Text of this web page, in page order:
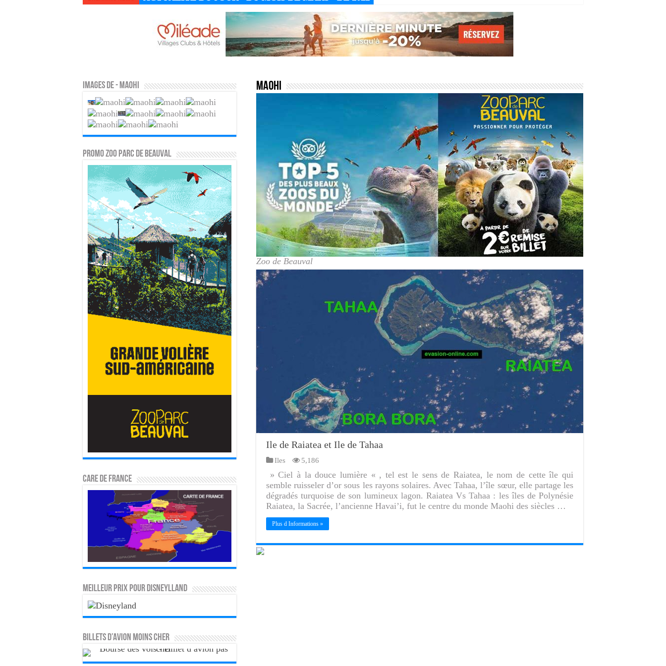
Maohi
Zoo de Beauval
Ile de Raiatea et Ile de Tahaa
Iles 5,186
» Ciel à la douce lumière « , tel est le sens de Raiatea, le nom de cette île qui
semble ruisseler d’or sous les rayons solaires. Avec Tahaa, l’île sœur, elle partage les
dégradés turquoise de son lumineux lagon. Raiatea Vs Tahaa : les îles de Polynésie
Raiatea, la Sacrée, l’ancienne Havai’i, fut le centre du monde Maohi des siècles …
Plus d Informations »
Images de - Maohi
PROMO ZOO PARC DE BEAUVAL
CARE DE FRANCE
MEILLEUR PRIX POUR DISNEYLLAND
Billets d’avion moins cher